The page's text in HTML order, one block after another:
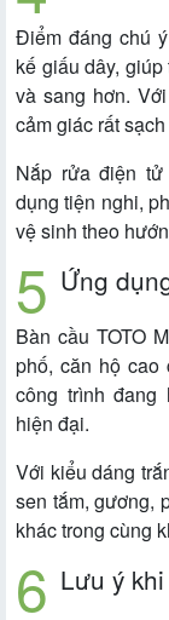
Điểm đáng chú
kế giấu dây,
và sang hơn.
cảm giác rất
Nắp rửa điện
dụng tiện nghi,
vệ sinh theo
Ứng
Bàn cầu TOTO
phố, căn hộ cao
công trình đang
hiện đại.
Với kiểu dáng
sen tắm, gương,
khác trong cùng
Lưu ý